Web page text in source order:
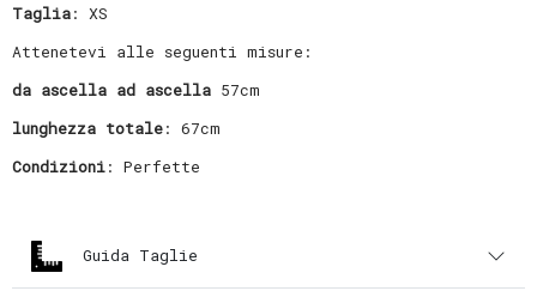
Taglia: XS
Attenetevi alle seguenti misure:
da ascella ad ascella57cm
lunghezza totale: 67cm
Condizioni: Perfette
Guida Taglie